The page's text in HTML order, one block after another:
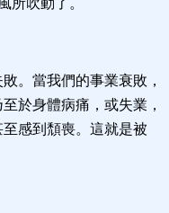
所吹動了。
。當我們的事業衰敗，
於身體病痛，或失業，
感到頹喪。這就是被